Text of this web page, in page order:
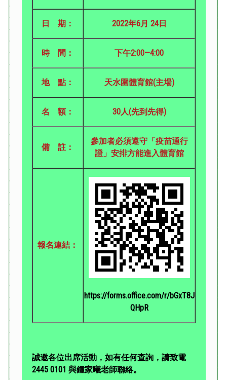
日 期： 2022年6月 24日
時 間： 下午2:00—4:00
地 點： 天水圍體育館(主場)
名 額： 30人(先到先得)
備 註：
參加者必須遵守「疫苗通行
證」安排方能進入體育館
報名連結：
https://forms.office.com/r/bGxT8J
QHpR
誠邀各位出席活動，如有任何查詢，請致電
2445 0101 與鍾家曦老師聯絡。